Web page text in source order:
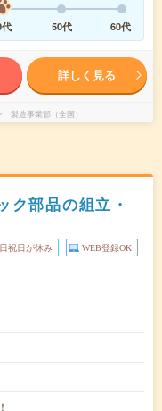
50代 60代
詳しく見る
製造事業部（全国）
ク部品の組立・
祝日が休み WEB登録OK